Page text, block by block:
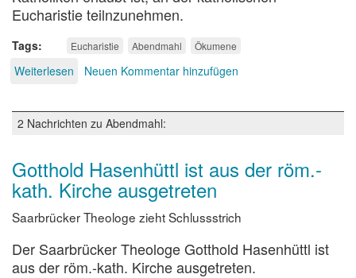
Eucharistie teilnzunehmen.
Tags Eucharistie Abendmahl Ökumene
Weiterlesen über
gehen
–
Einheit
auf
der
Neuen Kommentar hinzufügen
2 Nachrichten zu Abendmahl:
Gotthold Hasenhüttl ist aus der röm.-
kath. Kirche ausgetreten
Saarbrücker Theologe zieht Schlussstrich
Der Saarbrücker Theologe Gotthold Hasenhüttl ist
aus der röm.-kath. Kirche ausgetreten.